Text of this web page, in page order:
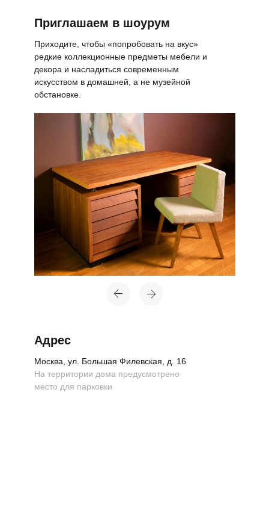
Москва, ул. Большая Филевская, д. 16
Адрес
Приглашаем в шоурум
На территории дома предусмотрено
место для парковки
Приходите, чтобы «попробовать на вкус»
редкие коллекционные предметы мебели и
декора и насладиться современным
искусством в домашней, а не музейной
обстановке.